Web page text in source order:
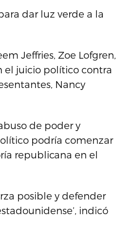
dar luz verde a la
Jeffries, Zoe Lofgren,
el juicio político contra
Nancy
de poder y
podría comenzar
republicana en el
posible y defender
indicó